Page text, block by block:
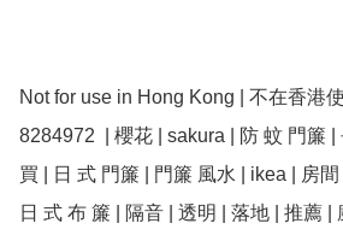
Not for use in Hong Kong | 不在香港使
8284972  | 櫻花 | sakura | 防 蚊 門簾 |
買 | 日 式 門簾 | 門簾 風水 | ikea | 房間
日 式 布 簾 | 隔音 | 透明 | 落地 | 推薦 |